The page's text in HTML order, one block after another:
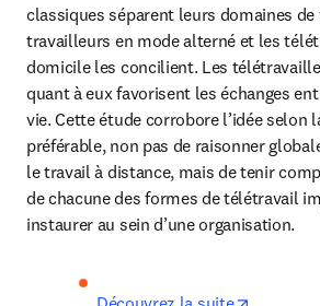
classiques séparent leurs domaines
travailleurs en mode alterné et les
domicile les concilient. Les
quant à eux favorisent les échanges
vie. Cette étude corrobore l’idée selon
préférable, non pas de raisonner
le travail à distance, mais de tenir
de chacune des formes de télétravail
instaurer au sein d’une organisation.